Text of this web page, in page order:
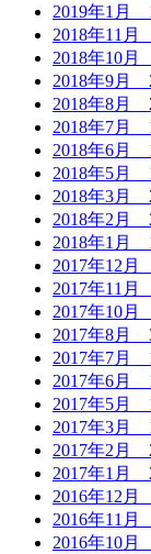
2019年1月
2018年11月
2018年10月
2018年9月
2018年8月
2018年7月
2018年6月
2018年5月
2018年3月
2018年2月
2018年1月
2017年12月
2017年11月
2017年10月
2017年8月
2017年7月
2017年6月
2017年5月
2017年3月
2017年2月
2017年1月
2016年12月
2016年11月
2016年10月